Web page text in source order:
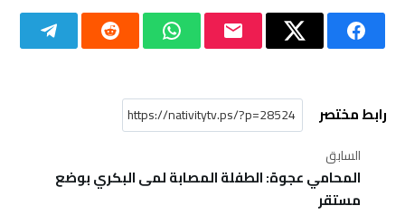
رابط مختصر
السابق
المحامي عجوة: الطفلة المصابة لمى البكري بوضع
مستقر